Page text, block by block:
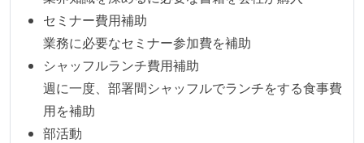
自動（＝システム化され、1コマンドで実行できる）
ビルド、自動デプロイ環境が整備されている
コードによるインフラ構成管理（Infrastructure as
Code）の環境が整備されている
オープンな情報共有
セミナー費用補助
業務に必要なセミナー参加費を補助
シャッフルランチ費用補助
週に一度、部署間シャッフルでランチをする食事費
用を補助
部活動